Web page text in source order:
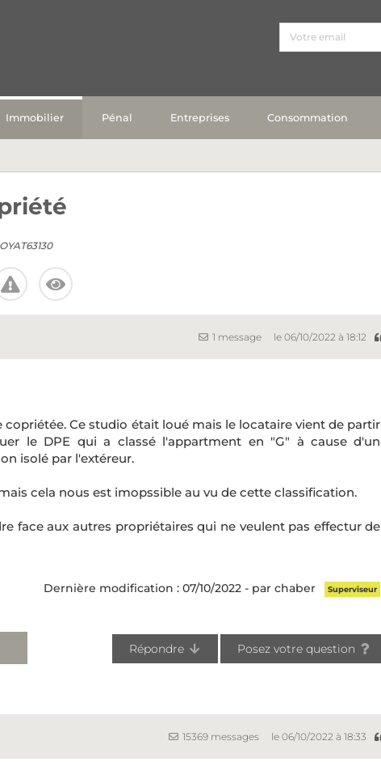
Immobilier Pénal Entreprises Consommation
1 message le 06/10/2022 à 18:12
Ce studio était loué mais le locataire vient de partir
le DPE qui a classé l'appartment en "G" à cause d'un
isolé par l'extéreur.
cela nous est imopssible au vu de cette classification.
face aux autres propriétaires qui ne veulent pas effectur de
Dernière modification : 07/10/2022 - par chaber Superviseur
Répondre Posez votre question
15369 messages le 06/10/2022 à 18:33